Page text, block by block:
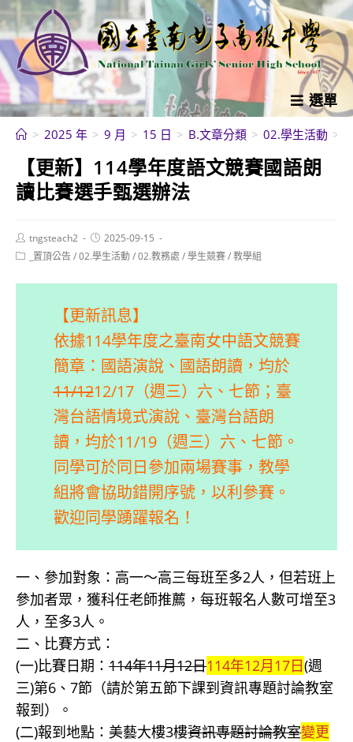
跳
轉
至
主
要
內
選單
> 2025 年 > 9 月 > 15 日 > B.文章分類 > 02.學生活動 >
【更新】114學年度語文競賽國語朗
讀比賽選手甄選辦法
Post
author:
tngsteach2
Post
published:
2025-09-15
Post _置頂公告/02.學生活動/02.教務處 /學生競賽/教學組
【更新訊息】
依據114學年度之臺南女中語文競賽
簡章：國語演說、國語朗讀，均於
11/1212/17（週三）六、七節；臺
灣台語情境式演說、臺灣台語朗
讀，均於11/19（週三）六、七節。
同學可於同日參加兩場賽事，教學
組將會協助錯開序號，以利參賽。
歡迎同學踴躍報名！
一、參加對象：高一～高三每班至多2人，但若班上
參加者眾，獲科任老師推薦，每班報名人數可增至3
人，至多3人。
二、比賽方式：
(一)比賽日期： 114年11月12日114年12月17日(週
三)第6、7節（請於第五節下課到資訊專題討論教室
報到）。
(二)報到地點：美藝大樓3樓資訊專題討論教室變更